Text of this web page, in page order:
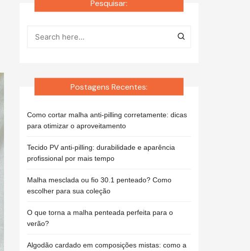
Pesquisar:
Postagens Recentes:
Como cortar malha anti-pilling corretamente: dicas
para otimizar o aproveitamento
Tecido PV anti-pilling: durabilidade e aparência
profissional por mais tempo
Malha mesclada ou fio 30.1 penteado? Como
escolher para sua coleção
O que torna a malha penteada perfeita para o
verão?
Algodão cardado em composições mistas: como a